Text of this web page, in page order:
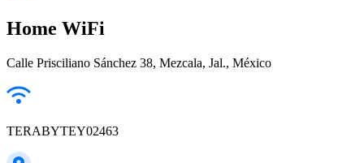
Home WiFi
Calle Prisciliano Sánchez 38, Mezcala, Jal., México
TERABYTEY02463